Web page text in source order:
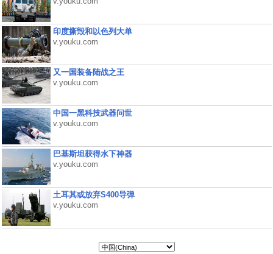
印度撕毁和以色列大单
v.youku.com
又一国装备陆战之王
v.youku.com
中国一黑科技武器问世
v.youku.com
巴基斯坦获得水下神器
v.youku.com
土耳其或放弃S400导弹
v.youku.com